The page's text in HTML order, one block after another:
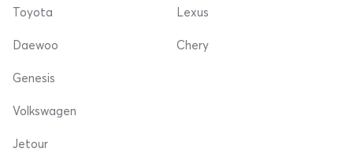
Toyota
Daewoo
Lexus
Chery
Genesis
Volkswagen
Jetour